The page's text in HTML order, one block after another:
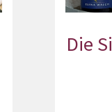
Die